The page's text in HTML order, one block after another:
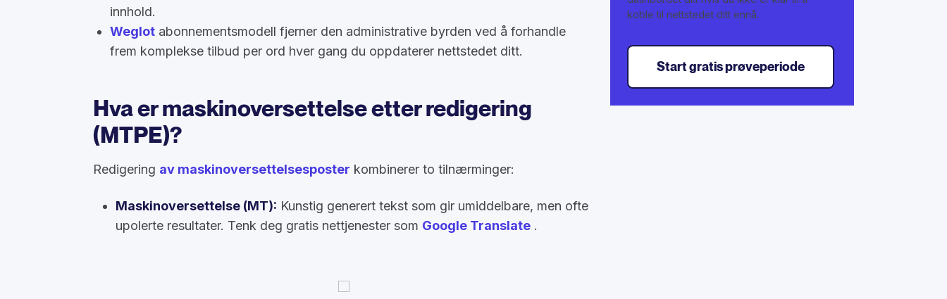
innhold.
Weglot abonnementsmodell fjerner den administrative byrden ved å forhandle
frem komplekse tilbud per ord hver gang du oppdaterer nettstedet ditt.
Hva er maskinoversettelse etter redigering
(MTPE)?
Redigering av maskinoversettelsesposter kombinerer to tilnærminger:
Maskinoversettelse (MT): Kunstig generert tekst som gir umiddelbare, men ofte
upolerte resultater. Tenk deg gratis nettjenester som Google Translate .
koble til nettstedet ditt ennå.
Start gratis prøveperiode